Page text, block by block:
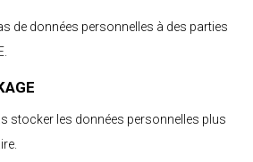
de données personnelles à des parties
stocker les données personnelles plus